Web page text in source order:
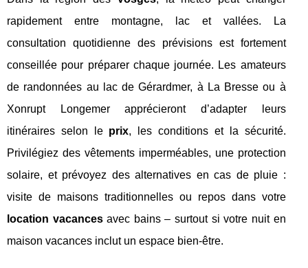
rapidement entre montagne, lac et vallées. La
consultation quotidienne des prévisions est fortement
conseillée pour préparer chaque journée. Les amateurs
de randonnées au lac de Gérardmer, à La Bresse ou à
Xonrupt Longemer apprécieront d’adapter leurs
itinéraires selon le prix, les conditions et la sécurité.
Privilégiez des vêtements imperméables, une protection
solaire, et prévoyez des alternatives en cas de pluie :
visite de maisons traditionnelles ou repos dans votre
location vacancesavec bains – surtout si votre nuit en
maison vacances inclut un espace bien-être.